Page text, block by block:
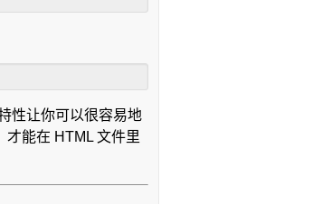
性让你可以很容易地
才能在 HTML 文件里